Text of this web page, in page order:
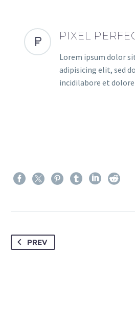
PIXEL
Lorem ipsum dolor
adipisicing elit, sed
incidilabore et
PREV